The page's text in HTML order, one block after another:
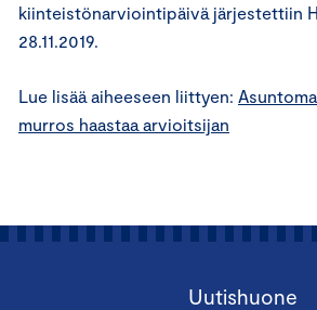
kiinteistönarviointipäivä järjestettiin
28.11.2019.
Lue lisää aiheeseen liittyen:
murros haastaa arvioitsijan
Uutishuone